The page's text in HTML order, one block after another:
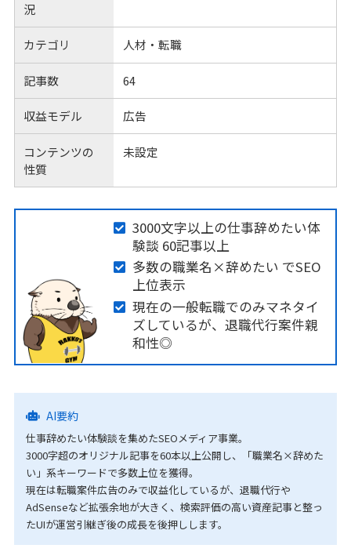
況
カテゴリ 人材・転職
記事数 64
収益モデル 広告
コンテンツの
性質
未設定
3000文字以上の仕事辞めたい体
験談 60記事以上
多数の職業名×辞めたい でSEO
上位表示
現在の一般転職でのみマネタイ
ズしているが、退職代行案件親
和性◎
AI要約
仕事辞めたい体験談を集めたSEOメディア事業。
3000字超のオリジナル記事を60本以上公開し、「職業名×辞めた
い」系キーワードで多数上位を獲得。
現在は転職案件広告のみで収益化しているが、退職代行や
AdSenseなど拡張余地が大きく、検索評価の高い資産記事と整っ
たUIが運営引継ぎ後の成長を後押しします。